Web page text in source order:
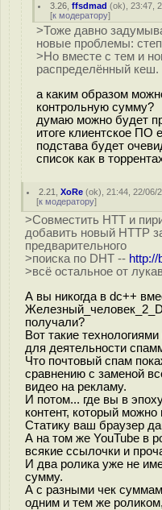
3.26 ,ffsdmad (ok), 23:47,
[к модератору]
>Тоже давно
новые проблемы:
>Но вместе с тем и
распределённый кеш.
а каким образом
контрольную сумму?
думаю можно будет
итоге клиентское ПО
подстава будет
список как в
2.21 ,XoRe (ok), 21:44, 22/06/
[к модератору]
>Совместить HTT и
добавить новый HTTP
предварительного
>поиска по DHT -- http://
>всё остальное от
А вы никогда в dc++
получали?
Вот такие
для деятельности
Что почтовый спам
сравнению с заменой
видео на рекламу.
И потом... где вы в
контент, который
Статику ваш браузер
А на том же YouTube в
всякие ссылочки и
И два ролика уже не
сумму.
А с разными чек
одним и тем же